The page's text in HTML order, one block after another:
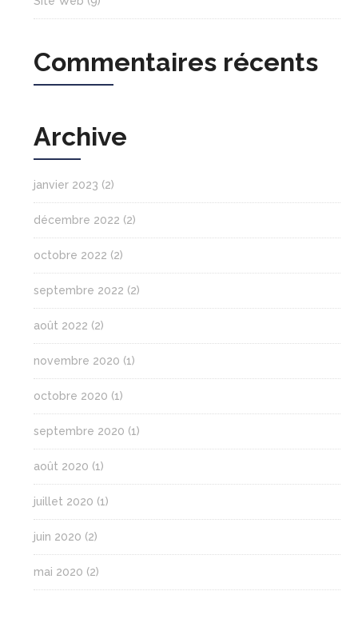
Commentaires récents
Archive
janvier 2023 (2)
décembre 2022 (2)
octobre 2022 (2)
septembre 2022 (2)
août 2022 (2)
novembre 2020 (1)
octobre 2020 (1)
septembre 2020 (1)
août 2020 (1)
juillet 2020 (1)
juin 2020 (2)
mai 2020 (2)